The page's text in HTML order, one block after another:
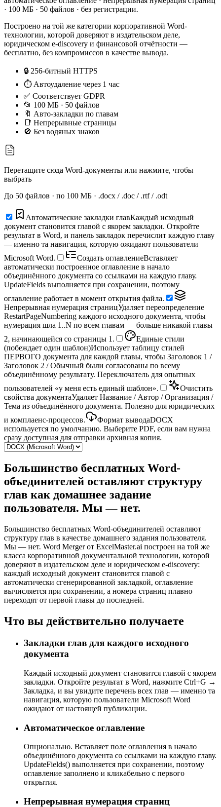
· 100 МБ · 50 файлов · без регистрации.
Построено на той же категории корпоративной Word-
технологии, которой доверяют в издательском деле,
юридическом e-discovery и финансовой отчётности —
бесплатно, без компромиссов в качестве вывода.
🔒 256-битный HTTPS
⏱ Автоудаление через 1 час
✅ Соответствует GDPR
📂 100 МБ · 50 файлов
🔖 Авто-закладки по главам
📑 Непрерывные страницы
🚫 Без водяных знаков
Перетащите сюда Word-документы или нажмите, чтобы
выбрать
До 50 файлов · по 100 МБ · .docx / .doc / .rtf / .odt
Автоматические закладки главКаждый исходный
документ становится главой с якорем закладки. Откройте
результат в Word, и панель закладок перечислит каждую главу
— именно та навигация, которую ожидают пользователи
Microsoft Word.
Создать оглавлениеВставляет
автоматически построенное оглавление в начало
объединённого документа со ссылками на каждую главу.
UpdateFields выполняется при сохранении, поэтому
оглавление работает в момент открытия файла.
Непрерывная нумерация страницУдаляет переопределение
RestartPageNumbering каждого исходного документа, чтобы
нумерация шла 1..N по всем главам — больше никакой главы
2, начинающейся со страницы 1.
Единые стили
(побеждает один шаблон)Использует таблицу стилей
ПЕРВОГО документа для каждой главы, чтобы Заголовок 1 /
Заголовок 2 / Обычный были согласованы по всему
объединённому результату. Переключатель для опытных
пользователей «у меня есть единый шаблон».
Очистить
свойства документаУдаляет Название / Автор / Организация /
Тема из объединённого документа. Полезно для юридических
и комплаенс-процессов.
Формат выводаDOCX
используется по умолчанию. Выберите PDF, если вам нужна
сразу доступная для отправки архивная копия.
Большинство бесплатных Word-
объединителей оставляют структуру
глав как домашнее задание
пользователя. Мы — нет.
Большинство бесплатных Word-объединителей оставляют
структуру глав в качестве домашнего задания пользователя.
Мы — нет. Word Merger от ExcelMaster.ai построен на той же
класса корпоративной документальной технологии, которой
доверяют в издательском деле и юридическом e-discovery:
каждый исходный документ становится главой с
автоматически сгенерированной закладкой, оглавление
вычисляется при сохранении, а номера страниц плавно
переходят от первой главы до последней.
Что вы действительно получаете
Закладки глав для каждого исходного
документа
Каждый исходный документ становится главой с якорем
закладки. Откройте результат в Word, нажмите Ctrl+G →
Закладка, и вы увидите перечень всех глав — именно та
навигация, которую пользователи Microsoft Word
ожидают от настоящей публикации.
Автоматическое оглавление
Опционально. Вставляет поле оглавления в начало
объединённого документа со ссылками на каждую главу.
UpdateFields() выполняется при сохранении, поэтому
оглавление заполнено и кликабельно с первого
открытия.
Непрерывная нумерация страниц